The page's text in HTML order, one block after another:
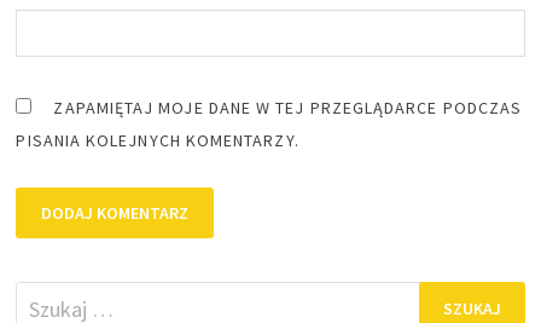
ZAPAMIĘTAJ MOJE DANE W TEJ PRZEGLĄDARCE PODCZAS
PISANIA KOLEJNYCH KOMENTARZY.
Szukaj: